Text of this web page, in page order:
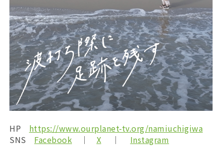
HP https://www.ourplanet-tv.org/namiuchigiwa
SNS Facebook ｜ X ｜ Instagram